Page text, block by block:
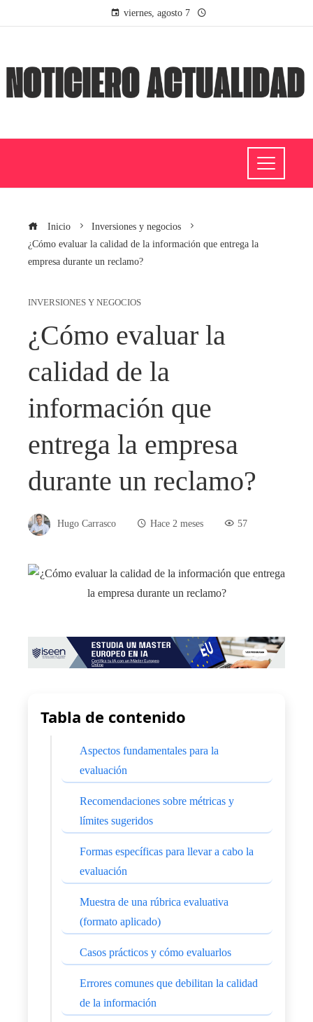
viernes, agosto 7
Inicio
Inversiones y negocios
¿Cómo evaluar la calidad de la información que entrega la
empresa durante un reclamo?
INVERSIONES Y NEGOCIOS
¿Cómo evaluar la
calidad de la
información que
entrega la empresa
durante un reclamo?
Hugo Carrasco Hace 2 meses 57
Tabla de contenido
Aspectos fundamentales para la
evaluación
Recomendaciones sobre métricas y
límites sugeridos
Formas específicas para llevar a cabo la
evaluación
Muestra de una rúbrica evaluativa
(formato aplicado)
Casos prácticos y cómo evaluarlos
Errores comunes que debilitan la calidad
de la información